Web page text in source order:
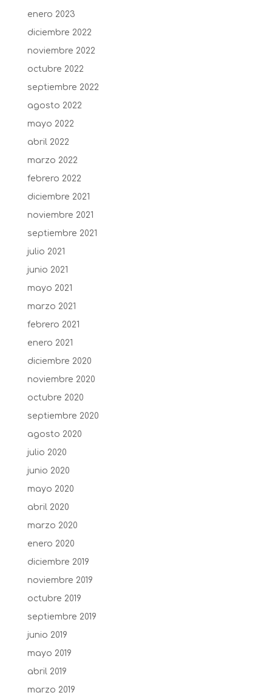
enero 2023
diciembre 2022
noviembre 2022
octubre 2022
septiembre 2022
agosto 2022
mayo 2022
abril 2022
marzo 2022
febrero 2022
diciembre 2021
noviembre 2021
septiembre 2021
julio 2021
junio 2021
mayo 2021
marzo 2021
febrero 2021
enero 2021
diciembre 2020
noviembre 2020
octubre 2020
septiembre 2020
agosto 2020
julio 2020
junio 2020
mayo 2020
abril 2020
marzo 2020
enero 2020
diciembre 2019
noviembre 2019
octubre 2019
septiembre 2019
junio 2019
mayo 2019
abril 2019
marzo 2019